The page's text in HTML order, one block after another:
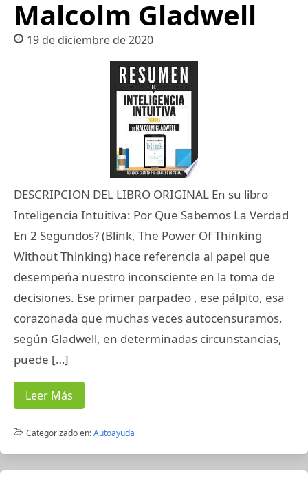
Malcolm Gladwell
19 de diciembre de 2020
DESCRIPCION DEL LIBRO ORIGINAL En su libro
Inteligencia Intuitiva: Por Que Sabemos La Verdad
En 2 Segundos? (Blink, The Power Of Thinking
Without Thinking) hace referencia al papel que
desempeńa nuestro inconsciente en la toma de
decisiones. Ese primer parpadeo , ese pálpito, esa
corazonada que muchas veces autocensuramos,
según Gladwell, en determinadas circunstancias,
puede […]
Leer Más
Categorizado en:Autoayuda